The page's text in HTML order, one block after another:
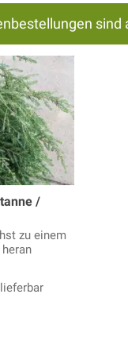
/
zu einem